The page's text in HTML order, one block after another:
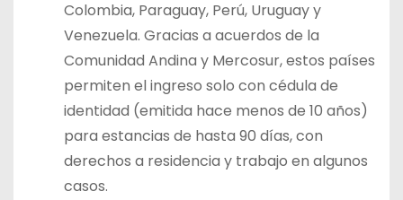
Colombia, Paraguay, Perú, Uruguay y
Venezuela. Gracias a acuerdos de la
Comunidad Andina y Mercosur, estos países
permiten el ingreso solo con cédula de
identidad (emitida hace menos de 10 años)
para estancias de hasta 90 días, con
derechos a residencia y trabajo en algunos
casos.